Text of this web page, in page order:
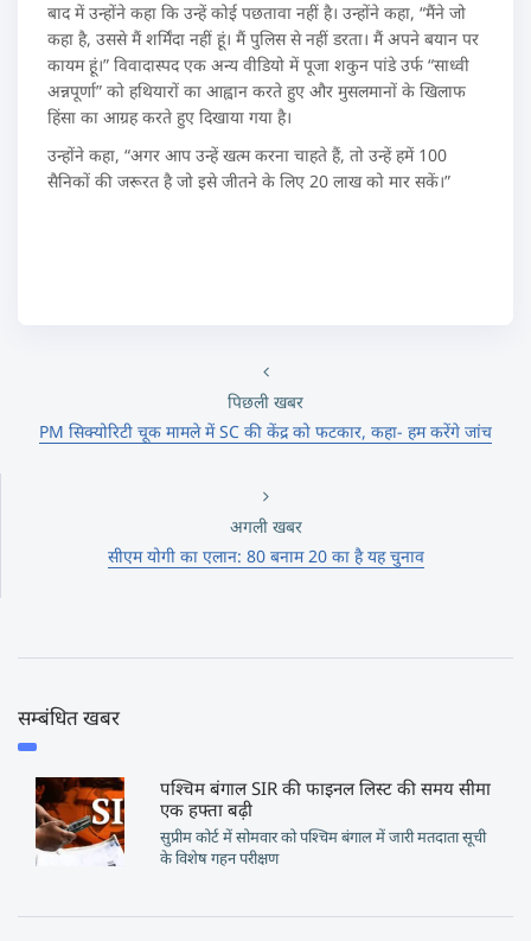
बाद में उन्होंने कहा कि उन्हें कोई पछतावा नहीं है। उन्होंने कहा, “मैंने जो
कहा है, उससे मैं शर्मिंदा नहीं हूं। मैं पुलिस से नहीं डरता। मैं अपने बयान पर
कायम हूं।” विवादास्पद एक अन्य वीडियो में पूजा शकुन पांडे उर्फ “साध्वी
अन्नपूर्णा” को हथियारों का आह्वान करते हुए और मुसलमानों के खिलाफ
हिंसा का आग्रह करते हुए दिखाया गया है।
उन्होंने कहा, “अगर आप उन्हें खत्म करना चाहते हैं, तो उन्हें हमें 100
सैनिकों की जरूरत है जो इसे जीतने के लिए 20 लाख को मार सकें।”
पिछली खबर
PM सिक्योरिटी चूक मामले में SC की केंद्र को फटकार, कहा- हम करेंगे जांच
अगली खबर
सीएम योगी का एलान: 80 बनाम 20 का है यह चुनाव
सम्बंधित खबर
पश्चिम बंगाल SIR की फाइनल लिस्ट की समय सीमा
एक हफ्ता बढ़ी
सुप्रीम कोर्ट में सोमवार को पश्चिम बंगाल में जारी मतदाता सूची
के विशेष गहन परीक्षण